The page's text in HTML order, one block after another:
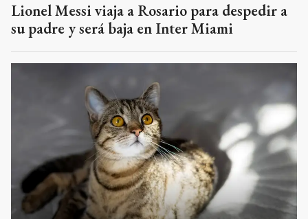
Lionel Messi viaja a Rosario para despedir a
su padre y será baja en Inter Miami